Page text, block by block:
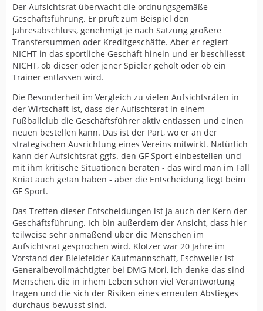
Der Aufsichtsrat überwacht die ordnungsgemäße
Geschäftsführung. Er prüft zum Beispiel den
Jahresabschluss, genehmigt je nach Satzung größere
Transfersummen oder Kreditgeschäfte. Aber er regiert
NICHT in das sportliche Geschäft hinein und er beschliesst
NICHT, ob dieser oder jener Spieler geholt oder ob ein
Trainer entlassen wird.
Die Besonderheit im Vergleich zu vielen Aufsichtsräten in
der Wirtschaft ist, dass der Aufischtsrat in einem
Fußballclub die Geschäftsführer aktiv entlassen und einen
neuen bestellen kann. Das ist der Part, wo er an der
strategischen Ausrichtung eines Vereins mitwirkt. Natürlich
kann der Aufsichtsrat ggfs. den GF Sport einbestellen und
mit ihm kritische Situationen beraten - das wird man im Fall
Kniat auch getan haben - aber die Entscheidung liegt beim
GF Sport.
Das Treffen dieser Entscheidungen ist ja auch der Kern der
Geschäftsführung. Ich bin außerdem der Ansicht, dass hier
teilweise sehr anmaßend über die Menschen im
Aufsichtsrat gesprochen wird. Klötzer war 20 Jahre im
Vorstand der Bielefelder Kaufmannschaft, Eschweiler ist
Generalbevollmächtigter bei DMG Mori, ich denke das sind
Menschen, die in irhem Leben schon viel Verantwortung
tragen und die sich der Risiken eines erneuten Abstieges
durchaus bewusst sind.